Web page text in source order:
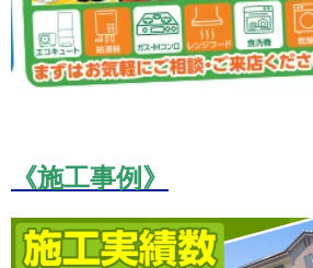
《施工事例》